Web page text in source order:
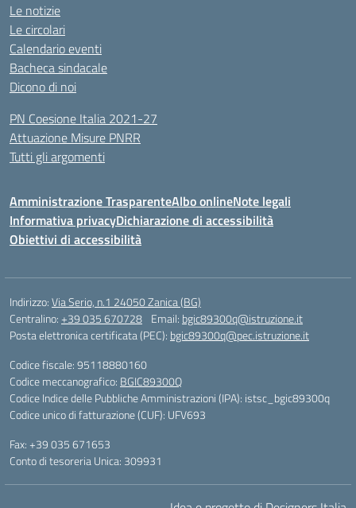
Le notizie
Le circolari
Calendario eventi
Bacheca sindacale
Dicono di noi
PN Coesione Italia 2021-27
Attuazione Misure PNRR
Tutti gli argomenti
Amministrazione TrasparenteAlbo onlineNote legali
Informativa privacyDichiarazione di accessibilità
Obiettivi di accessibilità
Indirizzo:Via Serio, n.1 24050 Zanica (BG)
Centralino:+39 035 670728 Email: bgic89300q@istruzione.it
Posta elettronica certificata (PEC): bgic89300q@pec.istruzione.it
Codice fiscale: 95118880160
Codice meccanografico: BGIC89300Q
Codice Indice delle Pubbliche Amministrazioni (IPA): istsc_bgic89300q
Codice unico di fatturazione (CUF): UFV693
Fax: +39 035 671653
Conto di tesoreria Unica: 309931